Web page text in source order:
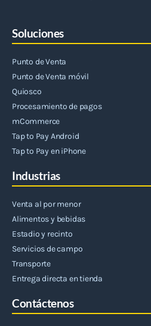
Soluciones
Punto de Venta
Punto de Venta móvil
Quiosco
Procesamiento de pagos
mCommerce
Tap to Pay Android
Tap to Pay en iPhone
Industrias
Venta al por menor
Alimentos y bebidas
Estadio y recinto
Servicios de campo
Transporte
Entrega directa en tienda
Contáctenos